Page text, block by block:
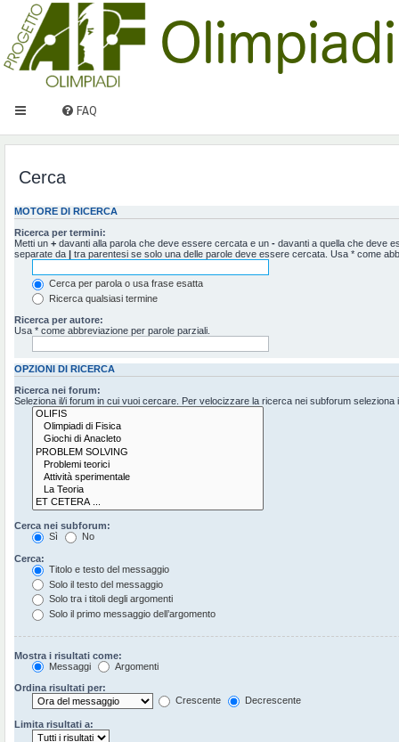
FAQ
Cerca
MOTORE DI RICERCA
Ricerca per termini:
Metti un + davanti alla parola che deve essere cercata e un - davanti a quella che deve
separate da
tra parentesi se solo una delle parole deve essere cercata. Usa * come
Cerca per parola o usa frase esatta
Ricerca qualsiasi termine
Ricerca per autore:
Usa * come abbreviazione per parole parziali.
OPZIONI DI RICERCA
Ricerca nei forum:
Seleziona il/i forum in cui vuoi cercare. Per velocizzare la ricerca nei subforum seleziona
Cerca nei subforum:
Sì
No
Cerca:
Titolo e testo del messaggio
Solo il testo del messaggio
Solo tra i titoli degli argomenti
Solo il primo messaggio dell’argomento
Mostra i risultati come:
Messaggi
Argomenti
Ordina risultati per:
Crescente
Decrescente
Limita risultati a: